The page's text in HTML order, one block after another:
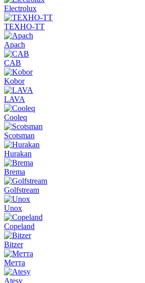
Electrolux
ТЕХНО-ТТ
Apach
CAB
Kobor
LAVA
Cooleq
Scotsman
Hurakan
Brema
Golfstream
Unox
Copeland
Bitzer
Метта
Atesy